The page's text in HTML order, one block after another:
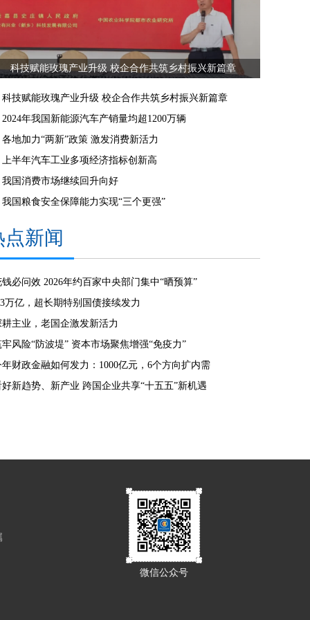
科技赋能玫瑰产业升级 校企合作共筑乡村振兴新篇章
科技赋能玫瑰产业升级 校企合作共筑乡村振兴新篇章
2024年我国新能源汽车产销量均超1200万辆
各地加力“两新”政策 激发消费新活力
上半年汽车工业多项经济指标创新高
我国消费市场继续回升向好
我国粮食安全保障能力实现“三个更强”
点新闻
钱必问效 2026年约百家中央部门集中“晒预算”
万亿，超长期特别国债接续发力
耕主业，老国企激发新活力
牢风险“防波堤” 资本市场聚焦增强“免疫力”
年财政金融如何发力：1000亿元，6个方向扩内需
好新趋势、新产业 跨国企业共享“十五五”新机遇
微信公众号